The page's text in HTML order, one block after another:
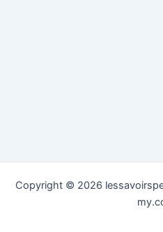
Copyright © 2026